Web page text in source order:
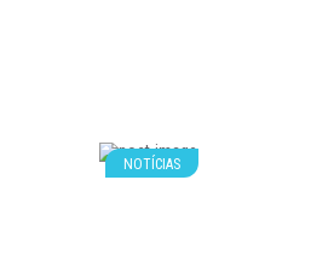
NOTÍCIAS